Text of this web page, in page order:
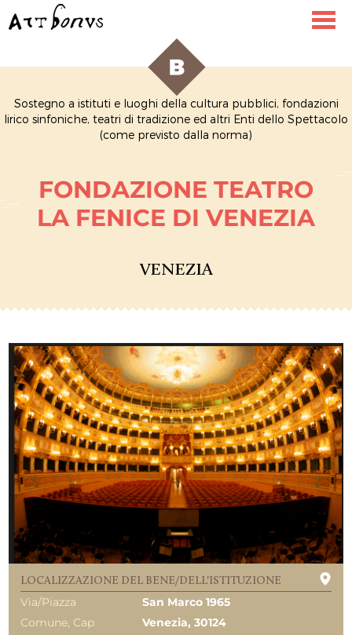
Sostegno a istituti e luoghi della cultura pubblici, fondazioni
lirico sinfoniche, teatri di tradizione ed altri Enti dello Spettacolo
(come previsto dalla norma)
FONDAZIONE TEATRO
LA FENICE DI VENEZIA
VENEZIA
LOCALIZZAZIONE DEL BENE/DELL'ISTITUZIONE
Via/Piazza
San Marco 1965
Comune, Cap
Venezia, 30124